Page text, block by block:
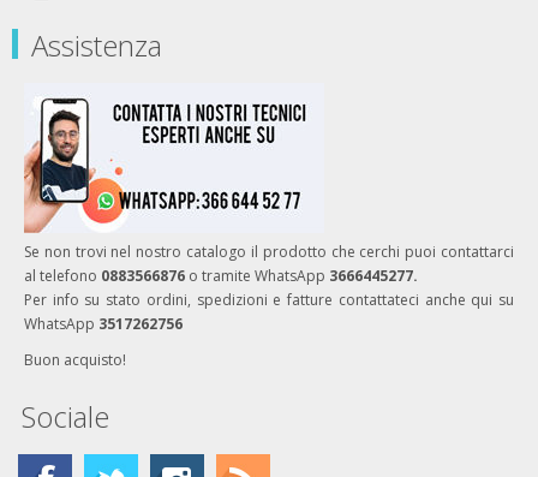
Assistenza
Se non trovi nel nostro catalogo il prodotto che cerchi puoi contattarci
al telefono 0883566876 o tramite WhatsApp 3666445277.
Per info su stato ordini, spedizioni e fatture contattateci anche qui su
WhatsApp 3517262756
Buon acquisto!
Sociale